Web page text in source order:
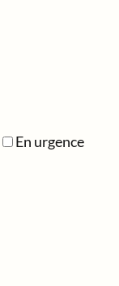
En urgence